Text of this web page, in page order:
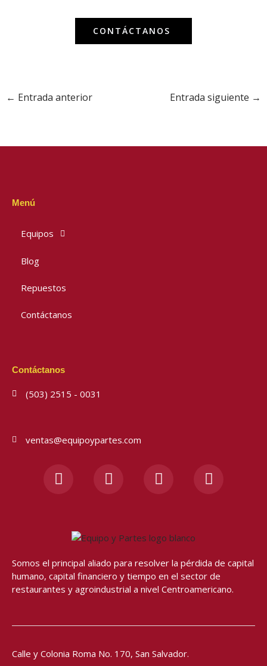
CONTÁCTANOS
← Entrada anterior Entrada siguiente →
Menú
Equipos
Blog
Repuestos
Contáctanos
Contáctanos
(503) 2515 - 0031
ventas@equipoypartes.com
a
k
-
f
n
g
a
m
o
b
h
p
Somos el principal aliado para resolver la pérdida de capital
humano, capital financiero y tiempo en el sector de
restaurantes y agroindustrial a nivel Centroamericano.
Calle y Colonia Roma No. 170, San Salvador.